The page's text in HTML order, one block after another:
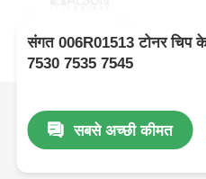
संगत 006R01513 टोनर चिप
7530 7535 7545
सबसे अच्छी कीमत